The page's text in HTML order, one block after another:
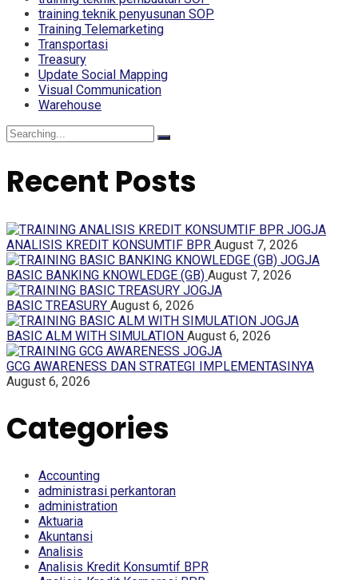
training teknik penyusunan SOP
Training Telemarketing
Transportasi
Treasury
Update Social Mapping
Visual Communication
Warehouse
Search
for:
Recent Posts
ANALISIS KREDIT KONSUMTIF BPR August 7, 2026
BASIC BANKING KNOWLEDGE (GB) August 7, 2026
BASIC TREASURY August 6, 2026
BASIC ALM WITH SIMULATION August 6, 2026
GCG AWARENESS DAN STRATEGI IMPLEMENTASINYA
August 6, 2026
Categories
Accounting
administrasi perkantoran
administration
Aktuaria
Akuntansi
Analisis
Analisis Kredit Konsumtif BPR